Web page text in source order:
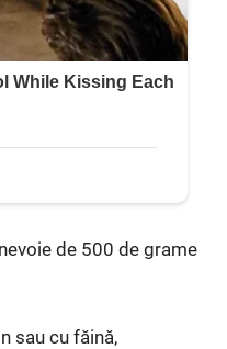
de 500 de grame
sau cu făină,